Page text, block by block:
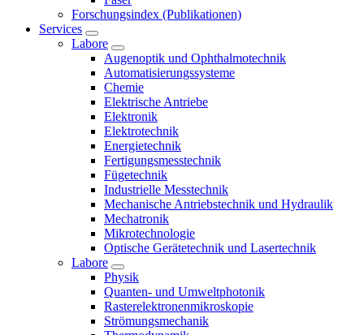
Forschungsindex (Publikationen)
Services
Labore
Augenoptik und Ophthalmotechnik
Automatisierungssysteme
Chemie
Elektrische Antriebe
Elektronik
Elektrotechnik
Energietechnik
Fertigungsmesstechnik
Fügetechnik
Industrielle Messtechnik
Mechanische Antriebstechnik und Hydraulik
Mechatronik
Mikrotechnologie
Optische Gerätetechnik und Lasertechnik
Labore
Physik
Quanten- und Umweltphotonik
Rasterelektronenmikroskopie
Strömungsmechanik